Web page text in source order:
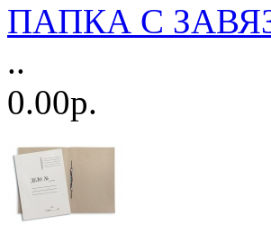
ПАПКА С
..
0.00р.